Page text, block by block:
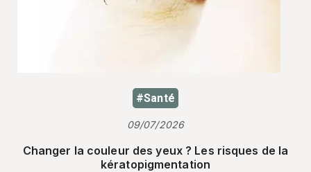
#Santé
09/07/2026
Changer la couleur des yeux ? Les risques de la
kératopigmentation